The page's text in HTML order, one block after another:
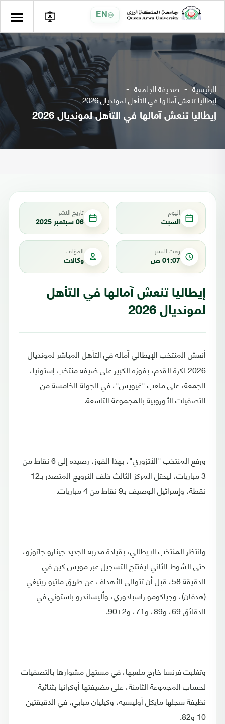
EN
الرئيسية صحيفة الجامعة
إيطاليا تنعش آمالها في التأهل لمونديال 2026
إيطاليا تنعش آمالها في التأهل لمونديال 2026
اليوم
السبت
تاريخ النشر
06 سبتمبر 2025
وقت النشر
01:07 ص
المؤلف
وكالات
إيطاليا تنعش آمالها في التأهل
لمونديال 2026
أنعش المنتخب الإيطالي آماله في التأهل المباشر لمونديال
2026 لكرة القدم، بفوزه الكبير على ضيفه منتخب إستونيا،
الجمعة، على ملعب "غيويس"، في الجولة الخامسة من
التصفيات الأوروبية بالمجموعة التاسعة.
ورفع المنتخب "الأتزوري"، بهذا الفوز، رصيده إلى 6 نقاط من
3 مباريات، ليحتل المركز الثالث خلف النرويج المتصدر بـ12
نقطة، وإسرائيل الوصيف بـ9 نقاط من 4 مباريات.
وانتظر المنتخب الإيطالي، بقيادة مدربه الجديد جينارو جاتوزو،
حتى الشوط الثاني ليفتتح التسجيل عبر مويس كين في
الدقيقة 58، قبل أن تتوالى الأهداف عن طريق ماتيو ريتيغي
(هدفان)، وجياكومو راسبادوري، وأليساندرو باستوني في
الدقائق 69، و89، و71، و2+90.
وتغلبت فرنسا خارج ملعبها، في مستهل مشوارها بالتصفيات
لحساب المجموعة الثامنة، على مضيفتها أوكرانيا بثنائية
نظيفة سجلها مايكل أوليسيه، وكيليان مبابي، في الدقيقتين
10 و82.